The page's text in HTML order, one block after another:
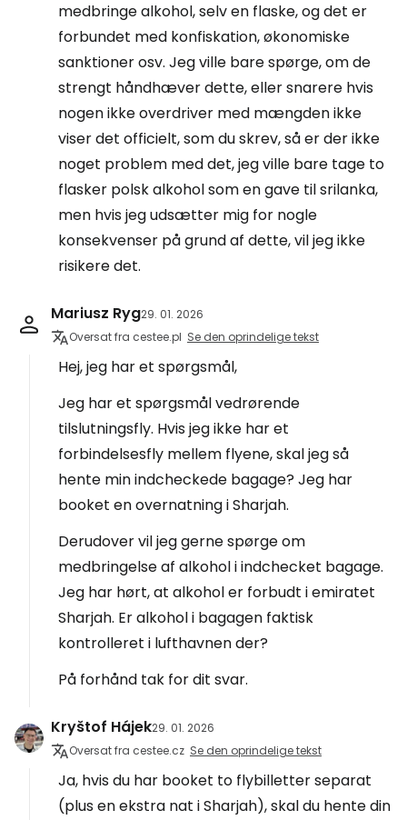
medbringe alkohol, selv en flaske, og det er
forbundet med konfiskation, økonomiske
sanktioner osv. Jeg ville bare spørge, om de
strengt håndhæver dette, eller snarere hvis
nogen ikke overdriver med mængden ikke
viser det officielt, som du skrev, så er der ikke
noget problem med det, jeg ville bare tage to
flasker polsk alkohol som en gave til srilanka,
men hvis jeg udsætter mig for nogle
konsekvenser på grund af dette, vil jeg ikke
risikere det.
Mariusz Ryg29. 01. 2026
Oversat fra cestee.pl Se den oprindelige tekst
Hej, jeg har et spørgsmål,
Jeg har et spørgsmål vedrørende
tilslutningsfly. Hvis jeg ikke har et
forbindelsesfly mellem flyene, skal jeg så
hente min indcheckede bagage? Jeg har
booket en overnatning i Sharjah.
Derudover vil jeg gerne spørge om
medbringelse af alkohol i indchecket bagage.
Jeg har hørt, at alkohol er forbudt i emiratet
Sharjah. Er alkohol i bagagen faktisk
kontrolleret i lufthavnen der?
På forhånd tak for dit svar.
Kryštof Hájek29. 01. 2026
Oversat fra cestee.cz Se den oprindelige tekst
Ja, hvis du har booket to flybilletter separat
(plus en ekstra nat i Sharjah), skal du hente din